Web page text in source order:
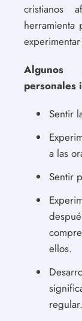
cristianos
herramienta
Algunos
personales
Sentir
a las
Sentir
ellos.
regular.